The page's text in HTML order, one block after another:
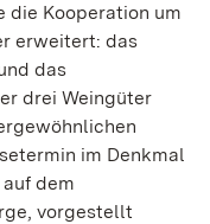
die Kooperation um
erweitert: das
das
drei Weingüter
im Denkmal
dem
vorgestellt